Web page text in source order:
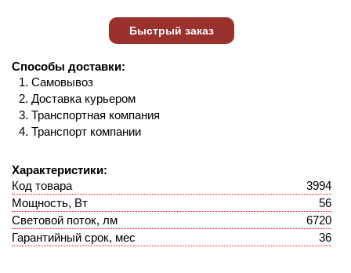
Способы доставки:
Самовывоз
Доставка курьером
Транспортная компания
Транспорт компании
Характеристики:
Код товара
3994
Мощность, Вт
56
Световой поток, лм
6720
Гарантийный срок, мес
36